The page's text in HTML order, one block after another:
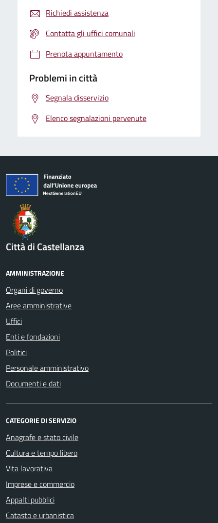
Richiedi assistenza
Contatta gli uffici comunali
Prenota appuntamento
Problemi in città
Segnala disservizio
Elenco segnalazioni pervenute
Città di Castellanza
AMMINISTRAZIONE
Organi di governo
Aree amministrative
Uffici
Enti e fondazioni
Politici
Personale amministrativo
Documenti e dati
CATEGORIE DI SERVIZIO
Anagrafe e stato civile
Cultura e tempo libero
Vita lavorativa
Imprese e commercio
Appalti pubblici
Catasto e urbanistica